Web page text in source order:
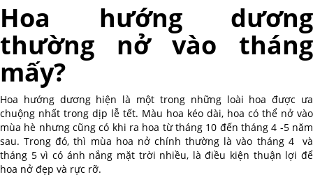
Hoa hướng dương
thường nở vào tháng
mấy?
Hoa hướng dương hiện là một trong những loài hoa được ưa
chuộng nhất trong dịp lễ tết. Màu hoa kéo dài, hoa có thể nở vào
mùa hè nhưng cũng có khi ra hoa từ tháng 10 đến tháng 4 -5 năm
sau. Trong đó, thì mùa hoa nở chính thường là vào tháng 4 và
tháng 5 vì có ánh nắng mặt trời nhiều, là điều kiện thuận lợi để
hoa nở đẹp và rực rỡ.